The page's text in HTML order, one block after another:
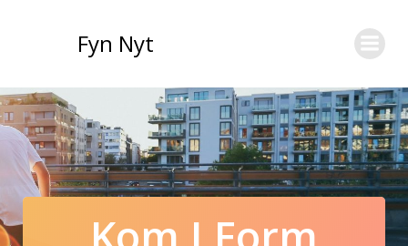
Fyn Nyt